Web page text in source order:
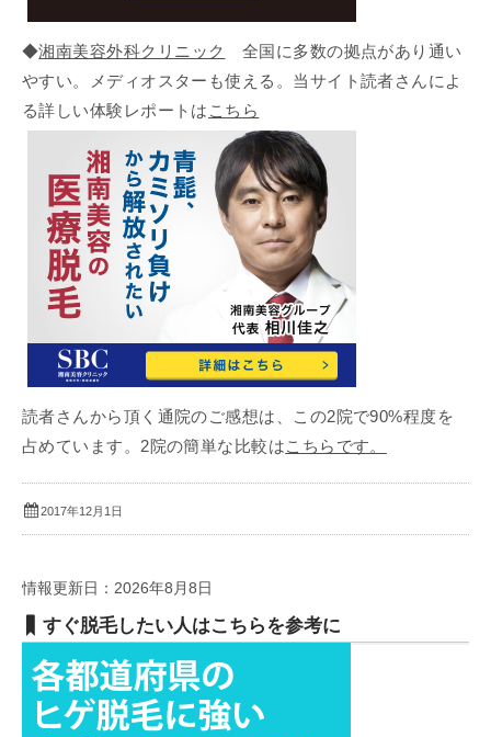
◆湘南美容外科クリニック
全国に多数の拠点があり通い
やすい。メディオスターも使える。当サイト読者さんによ
る詳しい体験レポートは こちら
読者さんから頂く通院のご感想は、この2院で90%程度を
占めています。2院の簡単な比較はこちらです。
2017年12月1日
情報更新日：2026年8月8日
すぐ脱毛したい人はこちらを参考に